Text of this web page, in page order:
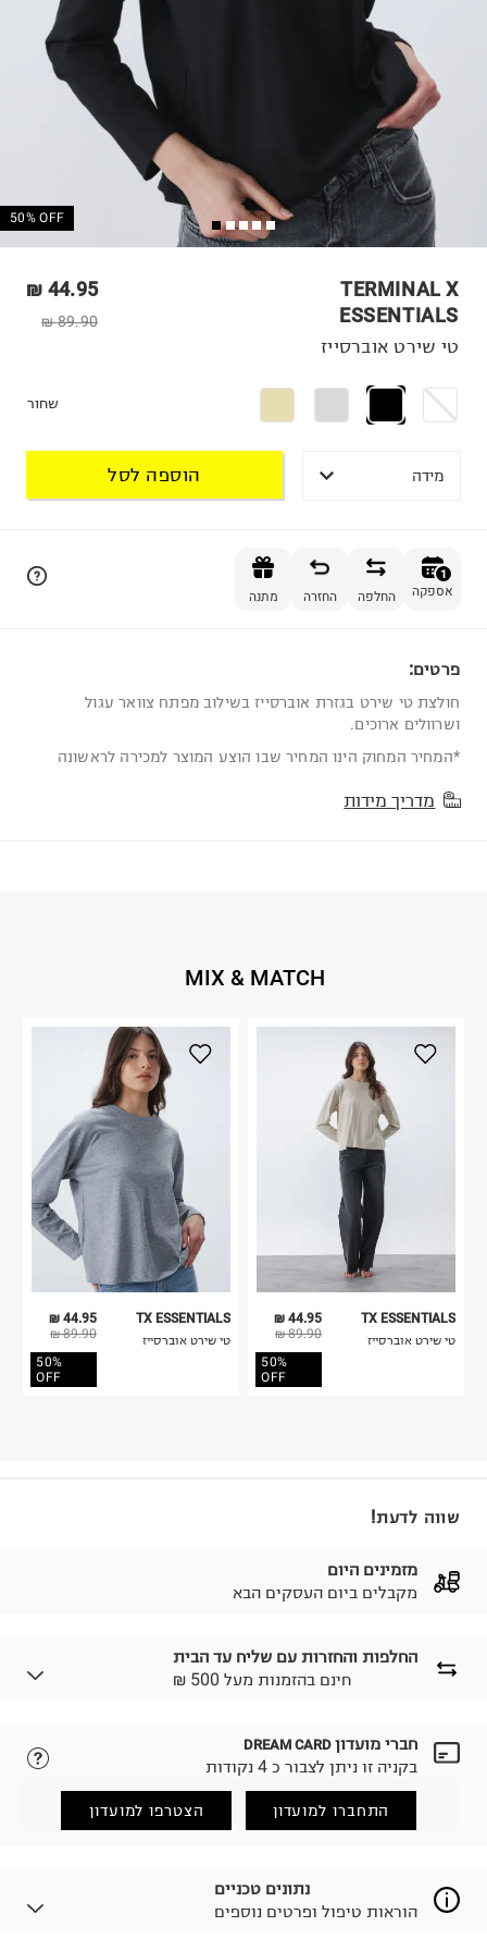
50% OFF
TERMINAL X
ESSENTIALS
44.95 ₪
89.90 ₪
טי שירט אוברסייז
שחור
מידה הוספה לסל
1
אספקה החלפה החזרה מתנה
פרטים:
חולצת טי שירט בגזרת אוברסייז בשילוב מפתח צוואר עגול
ושרוולים ארוכים.
*המחיר המחוק הינו המחיר שבו הוצע המוצר למכירה לראשונה
מדריך מידות
MIX & MATCH
44.95 ₪
89.90 ₪
50%
OFF
TX ESSENTIALS
טי שירט אוברסייז
44.95 ₪
89.90 ₪
50%
OFF
TX ESSENTIALS
טי שירט אוברסייז
שווה לדעת!
מזמינים היום
מקבלים ביום העסקים הבא
החלפות והחזרות עם שליח עד הבית
₪ חינם בהזמנות מעל 500
לבחירת בשיטת המשלוח המתאימה לכם,
הזמנתם והתחרטתם?
(במקום ב-19.9 ₪) לזמן מוגבל! חינם בהזמנות מעל 500 ₪.
למידע נא ללחוץ כאן
.
לפני החזרת החבילה, חשוב להדביק את מדבקת הגוביינא על
חברי מועדון DREAM CARD
בקניה זו ניתן לצבור כ 4 נקודות
התחברו למועדון הצטרפו למועדון
נתונים טכניים
הוראות טיפול ופרטים נוספים